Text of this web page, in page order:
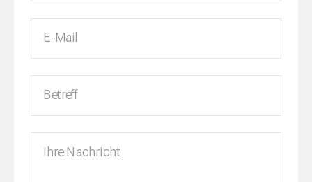
E-Mail
Betreff
Ihre Nachricht